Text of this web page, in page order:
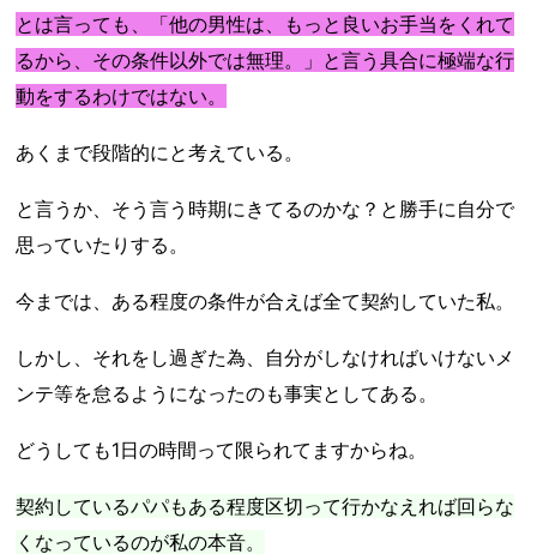
とは言っても、「他の男性は、もっと良いお手当をくれて
るから、その条件以外では無理。」と言う具合に極端な行
動をするわけではない。
あくまで段階的にと考えている。
と言うか、そう言う時期にきてるのかな？と勝手に自分で
思っていたりする。
今までは、ある程度の条件が合えば全て契約していた私。
しかし、それをし過ぎた為、自分がしなければいけないメ
ンテ等を怠るようになったのも事実としてある。
どうしても1日の時間って限られてますからね。
契約しているパパもある程度区切って行かなえれば回らな
くなっているのが私の本音。